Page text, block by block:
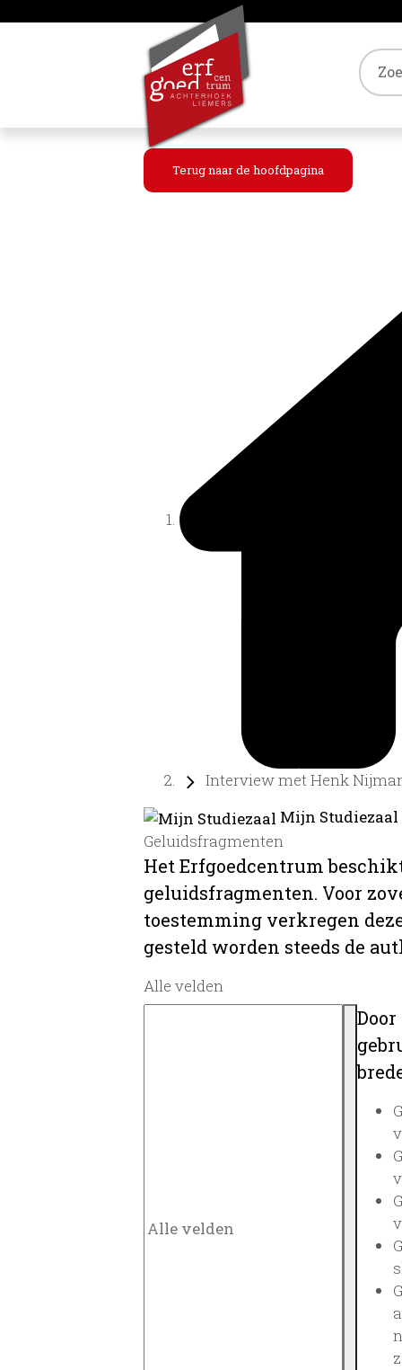
Terug naar de hoofdpagina
Interview met Henk
Mijn
Geluidsfragmenten
Het Erfgoedcentrum
geluidsfragmenten. Voor
toestemming verkregen
gesteld worden steeds de
Alle velden